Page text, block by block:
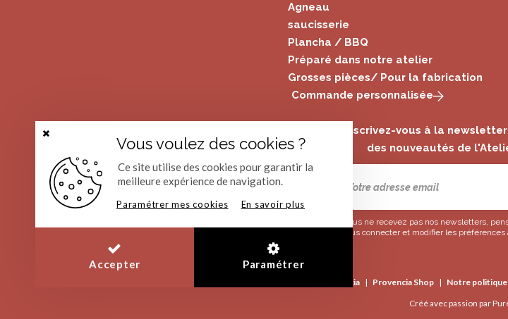
Agneau
saucisserie
Plancha / BBQ
Préparé dans notre atelier
Grosses pièces/ Pour la fabrication
Commande personnalisée
Inscrivez-vous à la
des nouveautés de
Si vous ne recevez pas nos newsletters,
vous connecter et modifier les
Provencia Provencia Shop Notre
Créé avec passion par
bannière
des
cookies
Vous voulez des cookies ?
Ce site utilise des cookies pour garantir la
meilleure expérience de navigation.
Paramétrer mes cookies En savoir plus
Accepter Paramétrer